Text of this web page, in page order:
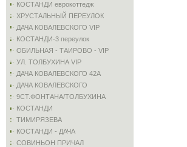
КОСТАНДИ еврокоттедж
ХРУСТАЛЬНЫЙ ПЕРЕУЛОК
ДАЧА КОВАЛЕВСКОГО VIP
КОСТАНДИ-3 переулок
ОБИЛЬНАЯ - ТАИРОВО - VIP
УЛ. ТОЛБУХИНА VIP
ДАЧА КОВАЛЕВСКОГО 42А
ДАЧА КОВАЛЕВСКОГО
9СТ.ФОНТАНА/ТОЛБУХИНА
КОСТАНДИ
ТИМИРЯЗЕВА
КОСТАНДИ - ДАЧА
СОВИНЬОН ПРИЧАЛ